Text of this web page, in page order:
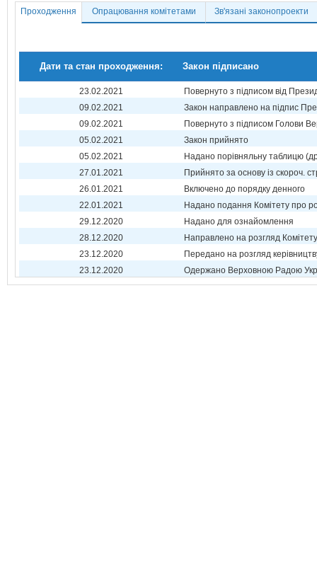
Проходження Опрацювання комітетами Зв'язані законопроекти
Дати та стан проходження: Закон підписано
23.02.2021
Повернуто з підписом від
09.02.2021
Закон направлено на підпис
09.02.2021
Повернуто з підписом Голови
05.02.2021
Закон прийнято
05.02.2021
Надано порівняльну таблицю
27.01.2021
Прийнято за основу із скороч.
26.01.2021
Включено до порядку денного
22.01.2021
Надано подання Комітету про
29.12.2020
Надано для ознайомлення
28.12.2020
Направлено на розгляд Комітету
23.12.2020
Передано на розгляд
23.12.2020
Одержано Верховною Радою